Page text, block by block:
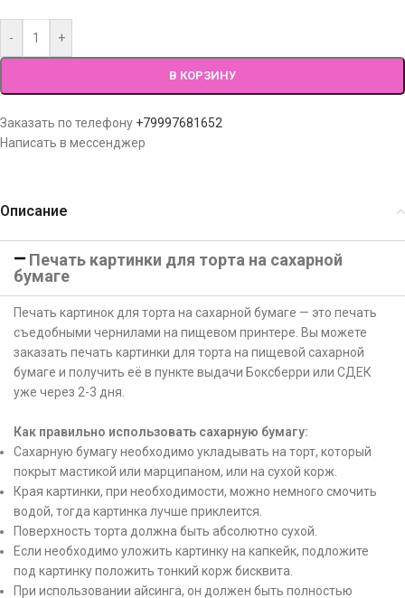
- +
В КОРЗИНУ
Заказать по телефону +79997681652
Написать в мессенджер
Описание
Печать картинки для торта на сахарной
бумаге
Печать картинок для торта на сахарной бумаге — это печать
съедобными чернилами на пищевом принтере. Вы можете
заказать печать картинки для торта на пищевой сахарной
бумаге и получить её в пункте выдачи Боксберри или СДЕК
уже через 2-3 дня.
Как правильно использовать сахарную бумагу:
Сахарную бумагу необходимо укладывать на торт, который
покрыт мастикой или марципаном, или на сухой корж.
Края картинки, при необходимости, можно немного смочить
водой, тогда картинка лучше приклеится.
Поверхность торта должна быть абсолютно сухой.
Если необходимо уложить картинку на капкейк, подложите
под картинку положить тонкий корж бисквита.
При использовании айсинга, он должен быть полностью